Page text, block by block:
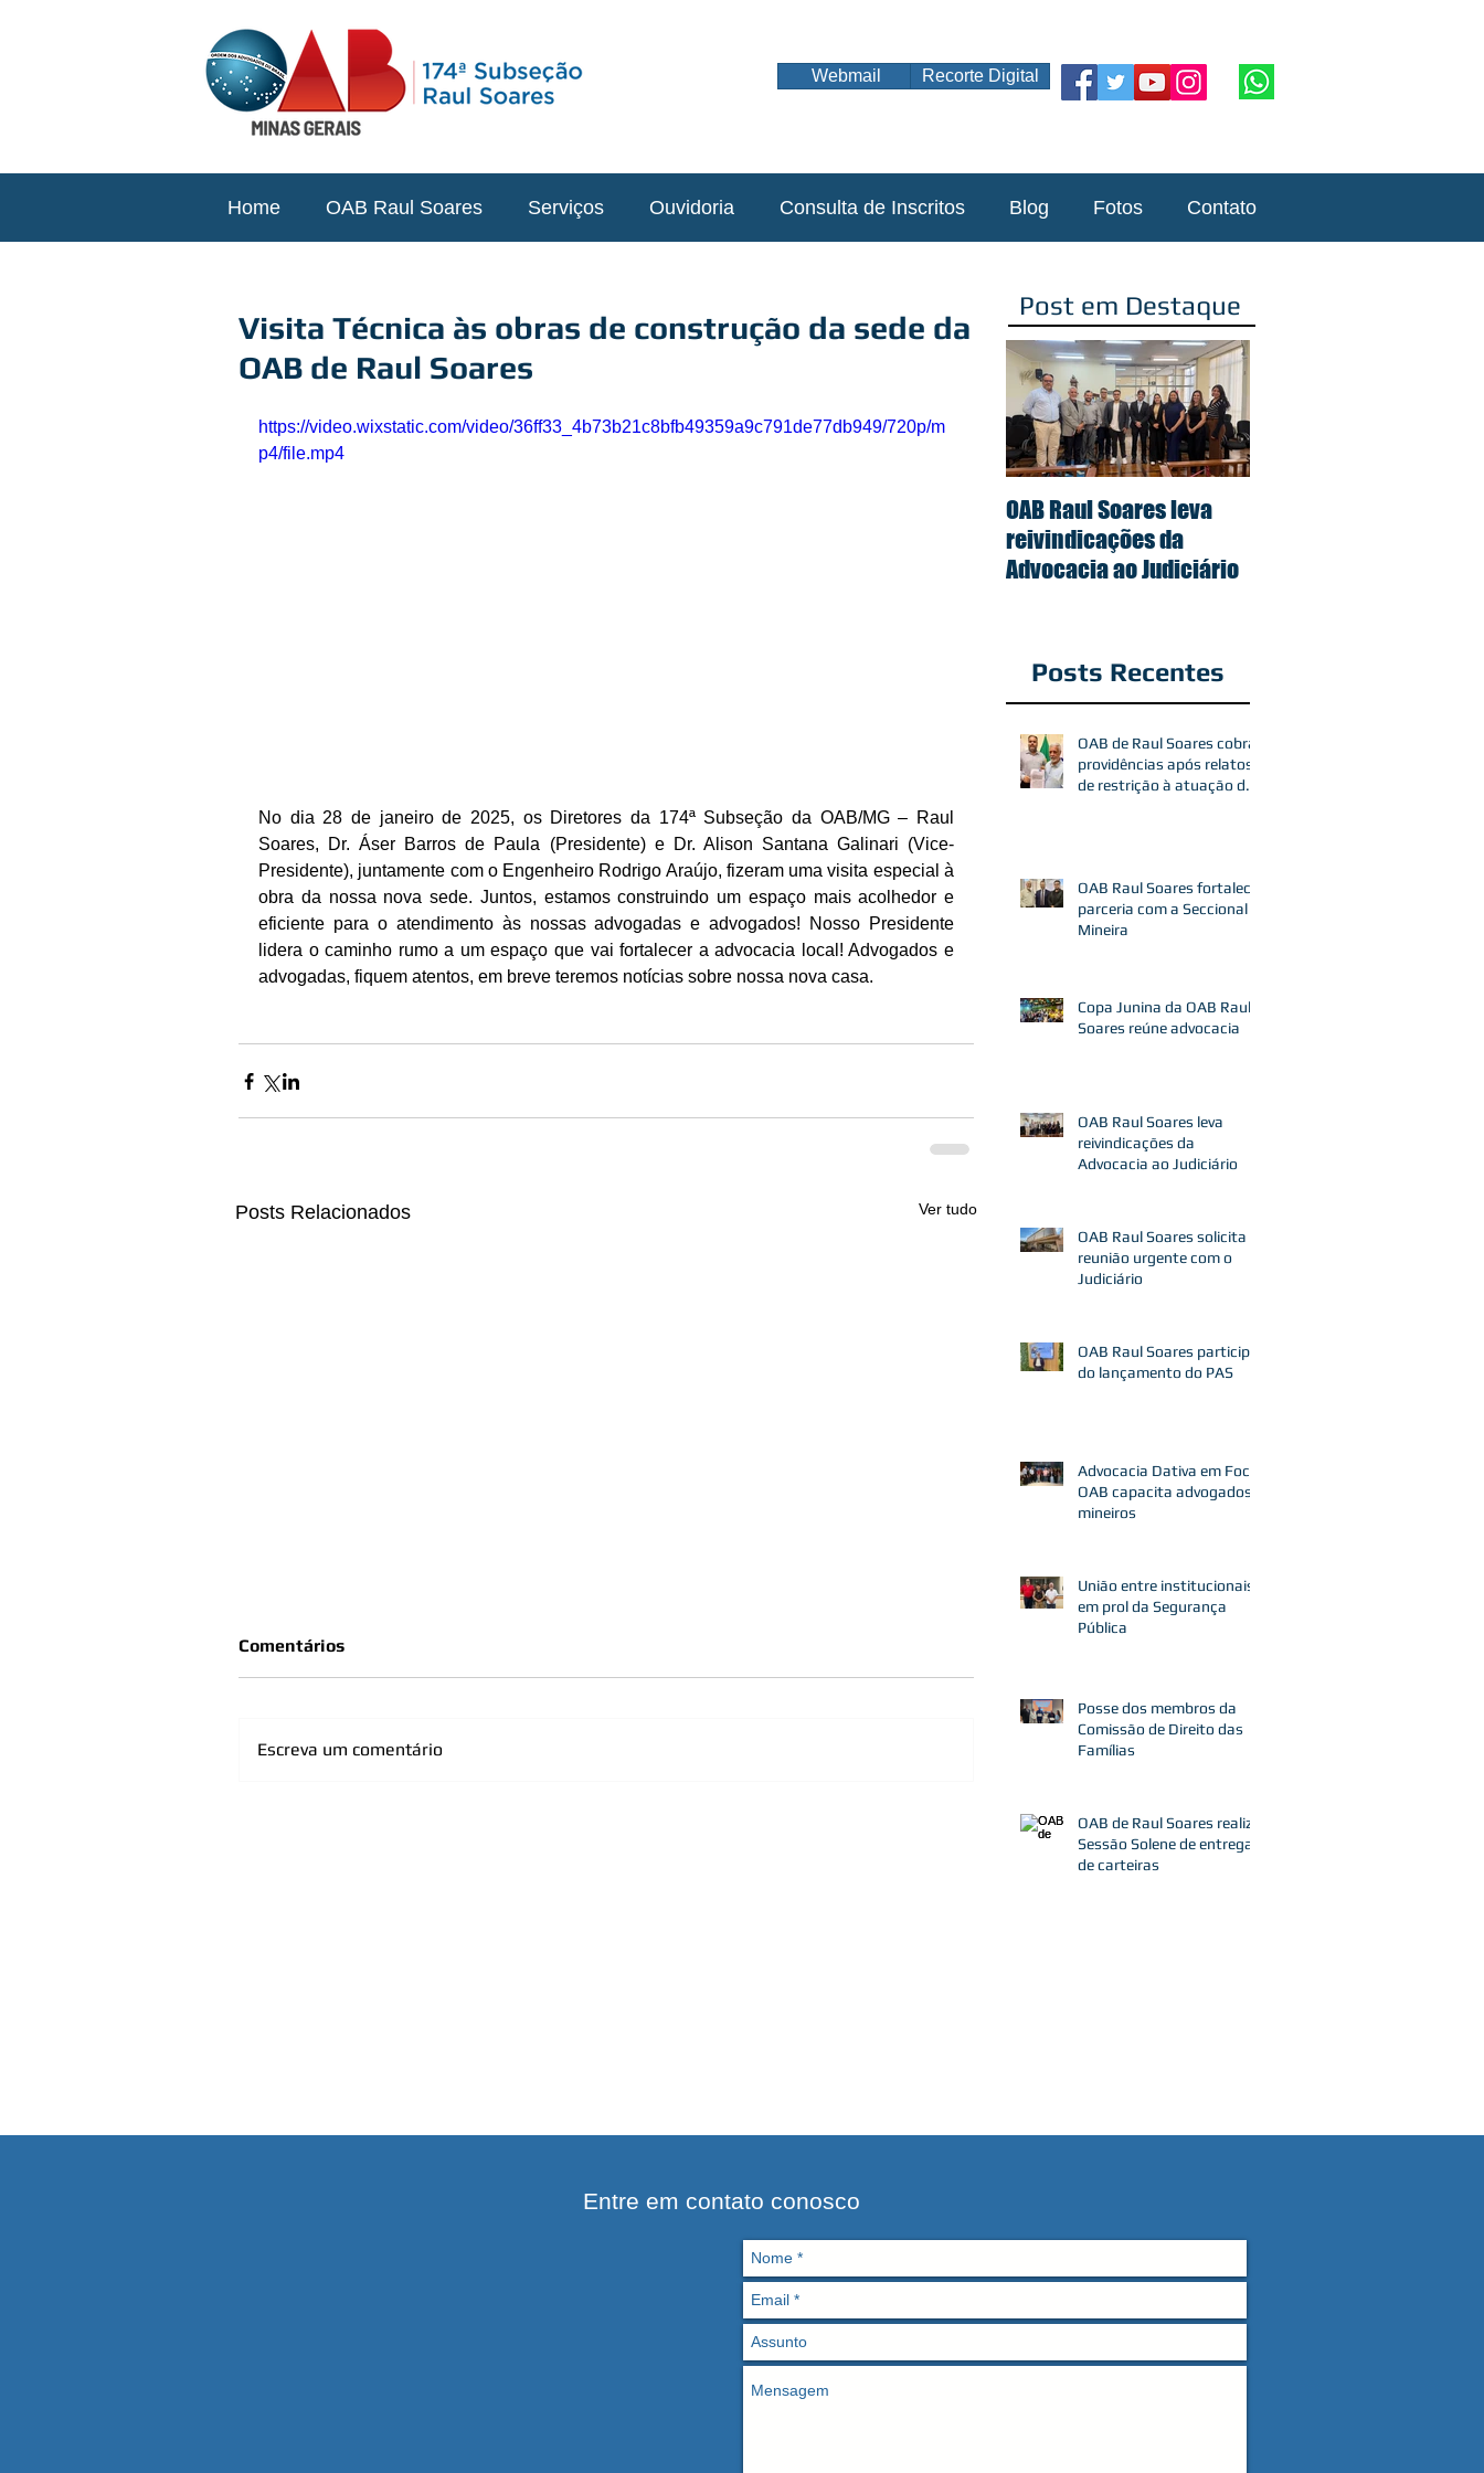
Webmail Recorte Digital
Home OAB Raul Soares Serviços Ouvidoria Consulta de Inscritos Blog Fotos Contato
Visita Técnica às obras de construção da sede da
OAB de Raul Soares
https://video.wixstatic.com/video/36ff33_4b73b21c8bfb49359a9c791de77db949/720p/m
p4/file.mp4
No dia 28 de janeiro de 2025, os Diretores da 174ª Subseção da OAB/MG – Raul
Soares, Dr. Áser Barros de Paula (Presidente) e Dr. Alison Santana Galinari (Vice-
Presidente), juntamente com o Engenheiro Rodrigo Araújo, fizeram uma visita especial à
obra da nossa nova sede. Juntos, estamos construindo um espaço mais acolhedor e
eficiente para o atendimento às nossas advogadas e advogados! Nosso Presidente
lidera o caminho rumo a um espaço que vai fortalecer a advocacia local! Advogados e
advogadas, fiquem atentos, em breve teremos notícias sobre nossa nova casa.
Posts Relacionados Ver tudo
Comentários
Escreva um comentário
Post em Destaque
OAB Raul Soares leva
reivindicações da
Advocacia ao Judiciário
Posts Recentes
OAB de Raul Soares cobra
providências após relatos
de restrição à atuação de
OAB Raul Soares fortalece
parceria com a Seccional
Mineira
Copa Junina da OAB Raul
Soares reúne advocacia
OAB Raul Soares leva
reivindicações da
Advocacia ao Judiciário
OAB Raul Soares solicita
reunião urgente com o
Judiciário
OAB Raul Soares participa
do lançamento do PAS
Advocacia Dativa em Foco:
OAB capacita advogados
mineiros
União entre institucionais
em prol da Segurança
Pública
Posse dos membros da
Comissão de Direito das
Famílias
OAB de Raul Soares realiza
Sessão Solene de entrega
de carteiras
Entre em contato conosco